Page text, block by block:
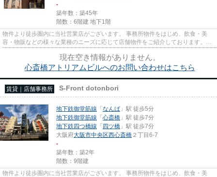
-
築年数：築45年
階数：6階建 地下1階
物件より徒歩圏内に当社営業店がございます。 事務所物件をはじめ、飲食・美
容・物販などの様々な業種のニーズに応じて店舗物件をご紹介しております。
尚、弊社ではおとり広告は一切...
現在空き情報がありません。
心斎橋アトリアムビルへのお問い合わせはこちら
賃貸｜店舗事務所 S-Front dotonbori
地下鉄御堂筋線 「なんば 」駅 徒歩5分
地下鉄御堂筋線 「心斎橋 」駅 徒歩7分
地下鉄四つ橋線 「四ツ橋 」駅 徒歩7分
大阪府大阪市中央区西心斎橋 ２丁目6-7
-
築年数：築2年
階数：9階建
物件より徒歩圏内に当社営業店がございます。 事務所物件をはじめ、飲食・美